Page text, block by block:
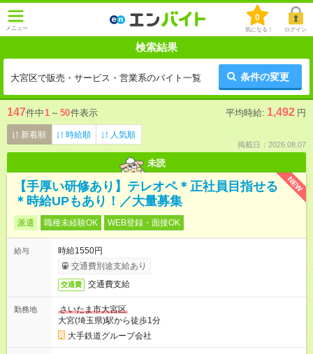
メニュー
0
気になる！ ログイン
検索結果
大宮区で販売・サービス・営業系のバイト一覧 条件の変更
147件中1 ～ 50件表示 平均時給: 1,492 円
新着順 時給順 人気順
掲載日：2026.08.07
未読
NEW
【手厚い研修あり】テレオペ＊正社員目指せる
＊時給UPもあり！／大量募集
派遣 職種未経験OK WEB登録・面接OK
給与
時給1550円
交通費別途支給あり
交通費 交通費支給
勤務地
さいたま市大宮区
大宮(埼玉県)駅から徒歩1分
大手鉄道グループ会社